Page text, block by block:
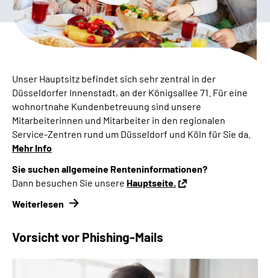
Presse
Inhalte in Gebärdensprache (DGS)
Leichte Sprache
Suche
Unser Hauptsitz befindet sich sehr zentral in der
Düsseldorfer Innenstadt, an der Königsallee 71. Für eine
wohnortnahe Kundenbetreuung sind unsere
Mitarbeiterinnen und Mitarbeiter in den regionalen
Service-Zentren rund um Düsseldorf und Köln für Sie da.
Mehr Info
Sie suchen allgemeine Renteninformationen?
Dann besuchen Sie unsere Hauptseite.
Weiterlesen
Vorsicht vor Phishing-Mails